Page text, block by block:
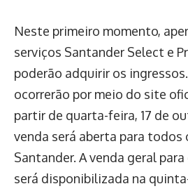
Neste primeiro momento,
serviços Santander Select e
poderão adquirir os
ocorrerão por meio do site
partir de quarta-feira, 17 de
venda será aberta para todos
Santander. A venda geral
será disponibilizada na